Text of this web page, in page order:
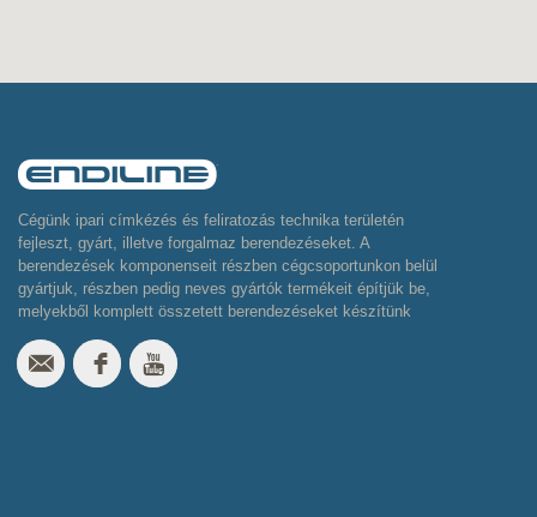
Cégünk ipari címkézés és feliratozás technika területén
fejleszt, gyárt, illetve forgalmaz berendezéseket. A
berendezések komponenseit részben cégcsoportunkon belül
gyártjuk, részben pedig neves gyártók termékeit építjük be,
melyekből komplett összetett berendezéseket készítünk